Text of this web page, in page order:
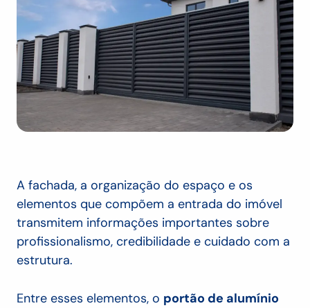
A fachada, a organização do espaço e os
elementos que compõem a entrada do imóvel
transmitem informações importantes sobre
profissionalismo, credibilidade e cuidado com a
estrutura.
Entre esses elementos, o portão de alumínio